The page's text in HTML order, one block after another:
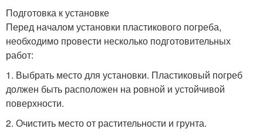
Подготовка к установке
Перед началом установки пластикового погреба,
необходимо провести несколько подготовительных
работ:
1. Выбрать место для установки. Пластиковый погреб
должен быть расположен на ровной и устойчивой
поверхности.
2. Очистить место от растительности и грунта.